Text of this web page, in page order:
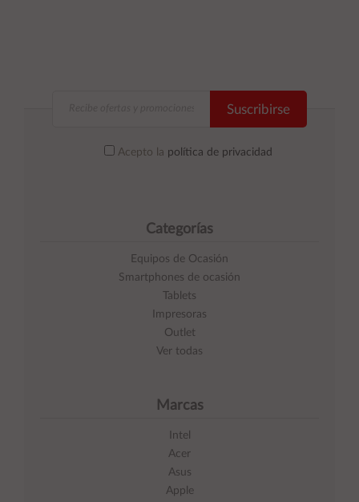
Suscribirse
Acepto la política de privacidad
Categorías
Equipos de Ocasión
Smartphones de ocasión
Tablets
Impresoras
Outlet
Ver todas
Marcas
Intel
Acer
Asus
Apple